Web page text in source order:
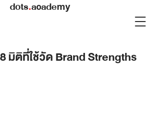
dots.academy
8 มิติที่ใช้วัด Brand Strengths